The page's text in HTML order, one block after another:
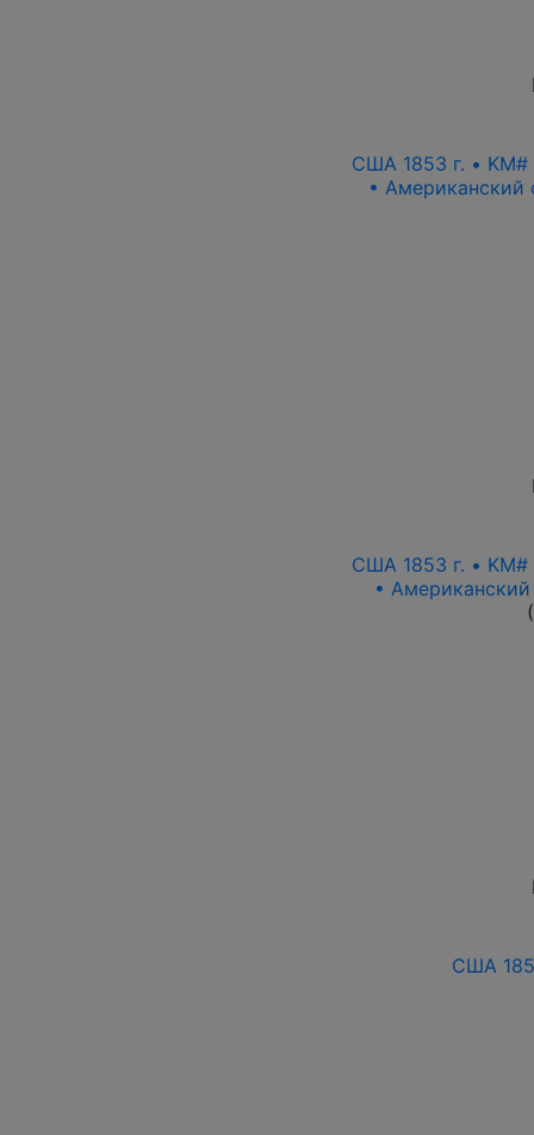
США 1853 г. •
• Американский
США 1853 г. •
•
США